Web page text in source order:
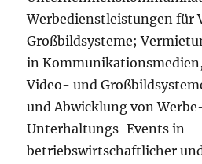
Werbedienstleistungen für
Großbildsysteme;
in
Video- und
und Abwicklung von
Unterhaltungs-Events in
betriebswirtschaftlicher